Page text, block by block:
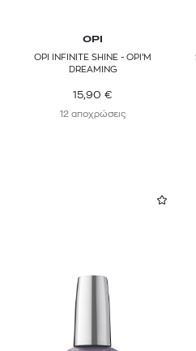
OPI
OPI INFINITE SHINE - OPI’M
DREAMING
15,90 €
12 αποχρώσεις